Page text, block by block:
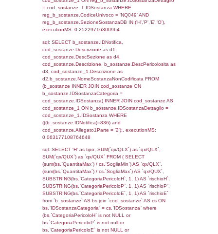
sql: SELECT f_territori_limitrofi.Distanza,
f_territori_limitrofi.Direzione,
f_territori_limitrofi.Denominazione,
rofi.DescAltro FROM f_territori_limitrofi
cod_territori_tipologia ON
(f_territori_limitrofi.IDTipologiaTerritorio =
cod_territori_tipologia.IDTipologiaTerritorio)
(f_territori_limitrofi.IDTipoTerritorio =
cod_territori_tipologia.IDTerritorioTP)
(((f_territori_limitrofi.IDNotifica)=836) AND
((f_territori_limitrofi.IDTipoTerritorio)=8)),
sql: SELECT
reg_f_territori_limitrofi.Direzione,
reg_f_territori_limitrofi.Denominazione,
_limitrofi.DescAltro FROM
JOIN cod_territori_tipologia ON
(reg_f_territori_limitrofi.IDTipologiaTerritorio =